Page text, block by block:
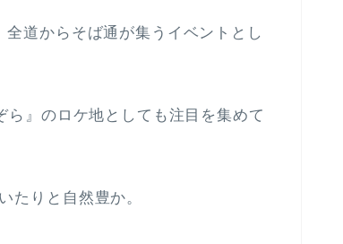
道からそば通が集うイベントとし
』のロケ地としても注目を集めて
たりと自然豊か。